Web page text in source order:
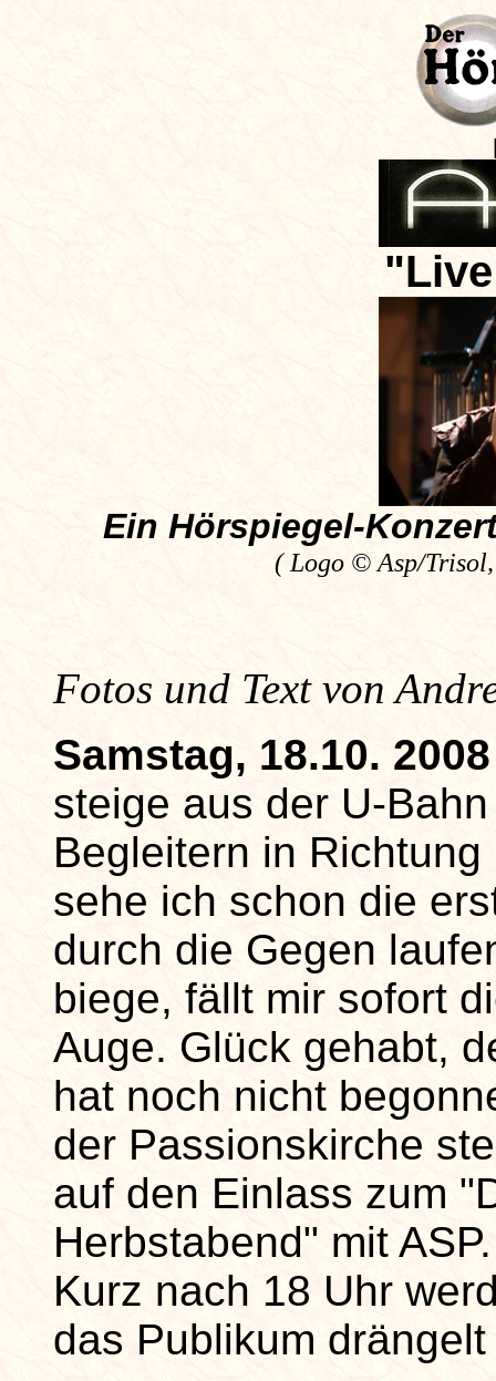
Ein Hörspiegel-
( Logo © Asp/
Fotos und Text von
Samstag, 18.10.
steige aus der U-
Begleitern in
sehe ich schon die
durch die Gegen
biege, fällt mir sofort
Auge. Glück gehabt,
hat noch nicht
der Passionskirche
auf den Einlass zum
Herbstabend" mit ASP.
Kurz nach 18 Uhr
das Publikum